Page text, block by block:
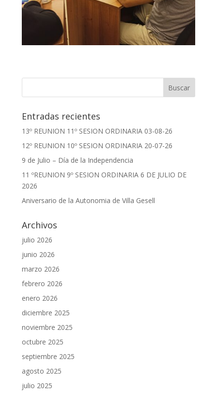
Entradas recientes
13º REUNION 11º SESION ORDINARIA 03-08-26
12º REUNION 10º SESION ORDINARIA 20-07-26
9 de Julio – Día de la Independencia
11 ºREUNION 9º SESION ORDINARIA 6 DE JULIO DE
2026
Aniversario de la Autonomia de Villa Gesell
Archivos
julio 2026
junio 2026
marzo 2026
febrero 2026
enero 2026
diciembre 2025
noviembre 2025
octubre 2025
septiembre 2025
agosto 2025
julio 2025